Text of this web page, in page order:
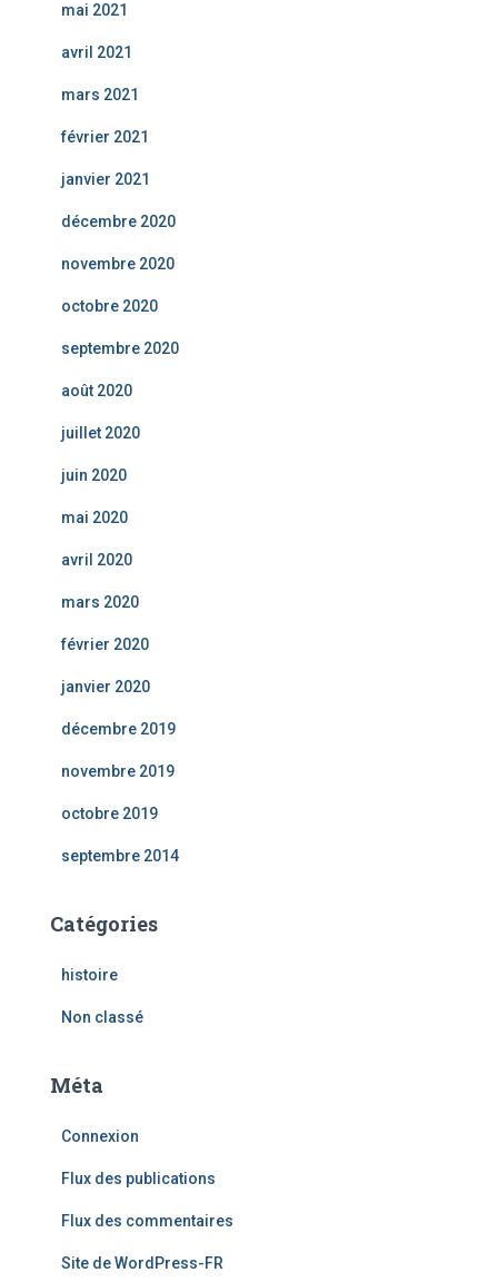
mai 2021
avril 2021
mars 2021
février 2021
janvier 2021
décembre 2020
novembre 2020
octobre 2020
septembre 2020
août 2020
juillet 2020
juin 2020
mai 2020
avril 2020
mars 2020
février 2020
janvier 2020
décembre 2019
novembre 2019
octobre 2019
septembre 2014
Catégories
histoire
Non classé
Méta
Connexion
Flux des publications
Flux des commentaires
Site de WordPress-FR